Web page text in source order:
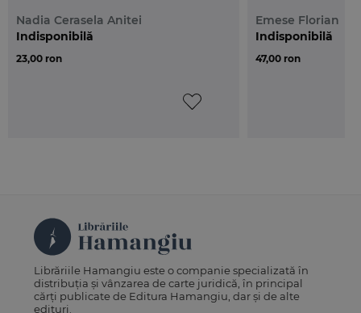
Nadia Cerasela Anitei
23,00 ron
Indisponibilă
Emese Florian
47,00 ron
Indisponibilă
Librăriile Hamangiu este o companie specializată în
distribuția și vânzarea de carte juridică, în principal
cărți publicate de Editura Hamangiu, dar și de alte
edituri.